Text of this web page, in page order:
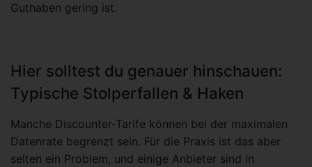
Guthaben gering ist.
Hier solltest du genauer hinschauen:
Typische Stolperfallen & Haken
Manche Discounter-Tarife können bei der maximalen
Datenrate begrenzt sein. Für die Praxis ist das aber
selten ein Problem, und einige Anbieter sind in